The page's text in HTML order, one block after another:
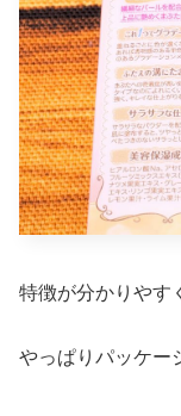
特徴が分かりやす
やっぱりパッケー